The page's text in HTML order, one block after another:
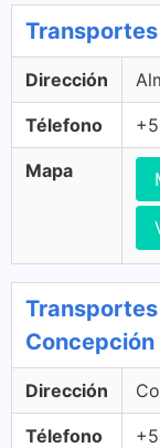
Dirección
Télefono
Mapa
Concepción
Dirección
Télefono